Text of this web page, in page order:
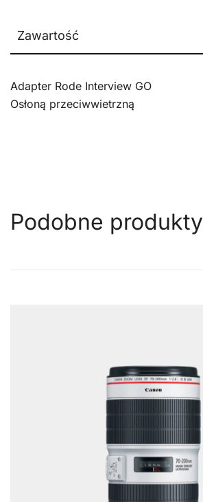
Zawartość
Adapter Rode Interview GO
Osłoną przeciwwietrzną
Podobne produkty